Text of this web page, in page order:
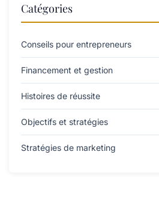
Catégories
Conseils pour entrepreneurs
Financement et gestion
Histoires de réussite
Objectifs et stratégies
Stratégies de marketing